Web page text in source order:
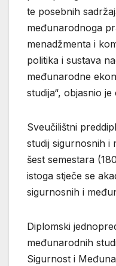
te posebnih
međunarodnoga
menadžmenta i
politika i sustava
međunarodne
studija“, objasnio
Sveučilištni
studij sigurnosnih i
šest semestara
istoga stječe se
sigurnosnih i
Diplomski
međunarodnih
Sigurnost i